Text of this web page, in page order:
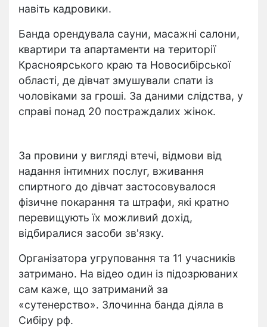
навіть кадровики.
Банда орендувала сауни, масажні салони,
квартири та апартаменти на території
Красноярського краю та Новосибірської
області, де дівчат змушували спати із
чоловіками за гроші. За даними слідства, у
справі понад 20 постраждалих жінок.
За провини у вигляді втечі, відмови від
надання інтимних послуг, вживання
спиртного до дівчат застосовувалося
фізичне покарання та штрафи, які кратно
перевищують їх можливий дохід,
відбиралися засоби зв'язку.
Організатора угруповання та 11 учасників
затримано. На відео один із підозрюваних
сам каже, що затриманий за
«сутенерство». Злочинна банда діяла в
Сибіру рф.